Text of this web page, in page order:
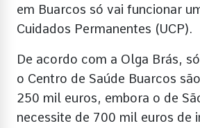
em Buarcos só vai funcionar
Cuidados Permanentes (UCP).
De acordo com a Olga Brás,
o Centro de Saúde Buarcos
250 mil euros, embora o de
necessite de 700 mil euros de